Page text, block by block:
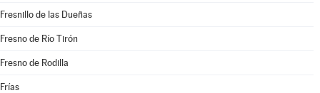
Fresnillo de las Dueñas
Fresno de Río Tirón
Fresno de Rodilla
Frías